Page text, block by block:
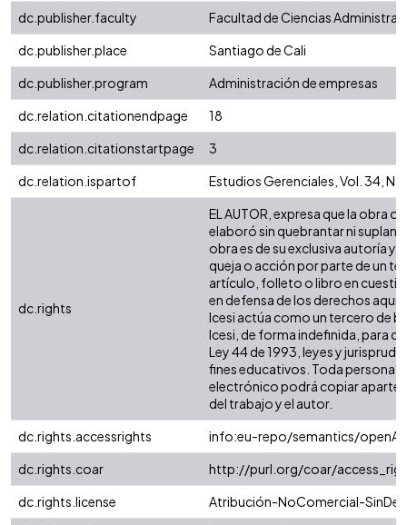
dc.publisher.faculty
Facultad de Ciencias
dc.publisher.place
Santiago de Cali
dc.publisher.program
Administración de empresas
dc.relation.citationendpage
18
dc.relation.citationstartpage
3
dc.relation.ispartof
Estudios Gerenciales, Vol. 34,
dc.rights
EL AUTOR, expresa que la obra
elaboró sin quebrantar ni
obra es de su exclusiva autoría y
queja o acción por parte de un
artículo, folleto o libro en
en defensa de los derechos
Icesi actúa como un tercero de
Icesi, de forma indefinida, para
Ley 44 de 1993, leyes y
fines educativos. Toda persona
electrónico podrá copiar
del trabajo y el autor.
dc.rights.accessrights
info:eu-repo/semantics/
dc.rights.coar
http://purl.org/coar/
dc.rights.license
Atribución-NoComercial-